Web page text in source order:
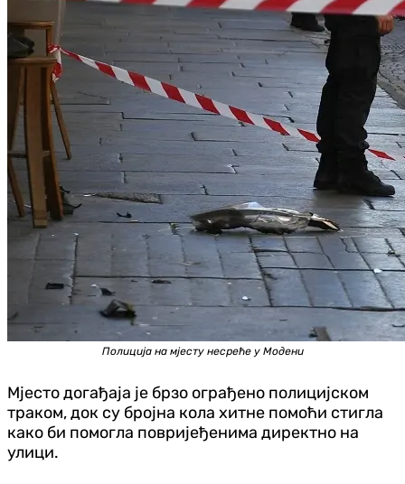
Полиција на мјесту несреће у Модени
Мјесто догађаја је брзо ограђено полицијском
траком, док су бројна кола хитне помоћи стигла
како би помогла повријеђенима директно на
улици.